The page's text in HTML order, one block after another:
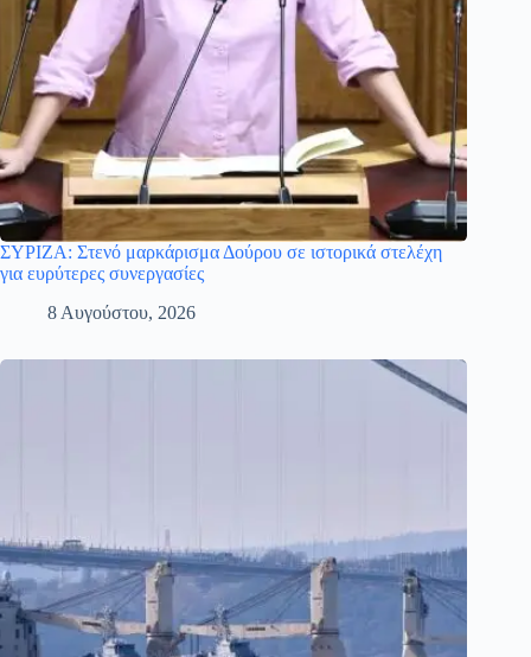
ΣΥΡΙΖΑ: Στενό μαρκάρισμα Δούρου σε ιστορικά στελέχη
για ευρύτερες συνεργασίες
8 Αυγούστου, 2026